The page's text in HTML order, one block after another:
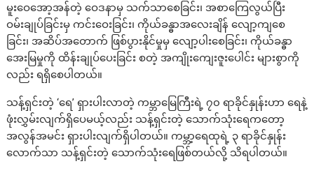
မူးဝေအော့အန်တဲ့ ဝေဒနာမှ သက်သာစေခြင်း၊ အစာကြေလွယ်ပြီး
ဝမ်းချုပ်ခြင်းမှ ကင်းဝေးခြင်း၊ ကိုယ်ခန္ဓာအလေးချိန် လျော့ကျစေ
ခြင်း၊ အဆိပ်အတောက် ဖြစ်ပွားနိုင်မှုမှ လျော့ပါးစေခြင်း၊ ကိုယ်ခန္ဓာ
အေးမြမှုကို ထိန်းချုပ်ပေးခြင်း စတဲ့ အကျိုးကျေးဇူးပေါင်း များစွာကို
လည်း ရရှိစေပါတယ်။
သန့်ရှင်းတဲ့ ‘ရေ’ ရှားပါးလာတဲ့ ကမ္ဘာမြေကြီးရဲ့ ၇၀ ရာခိုင်နှုန်းဟာ ရေနဲ့
ဖုံးလွှမ်းလျက်ရှိပေမယ့်လည်း သန့်ရှင်းတဲ့ သောက်သုံးရေကတော့
အလွန်အမင်း ရှားပါးလျက်ရှိပါတယ်။ ကမ္ဘာ့ရေထုရဲ့ ၃ ရာခိုင်နှုန်း
လောက်သာ သန့်ရှင်းတဲ့ သောက်သုံးရေဖြစ်တယ်လို့ သိရပါတယ်။